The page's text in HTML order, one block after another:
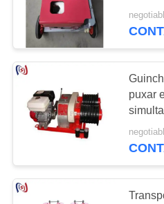
Condução
tambor
Óptica
puxar
de